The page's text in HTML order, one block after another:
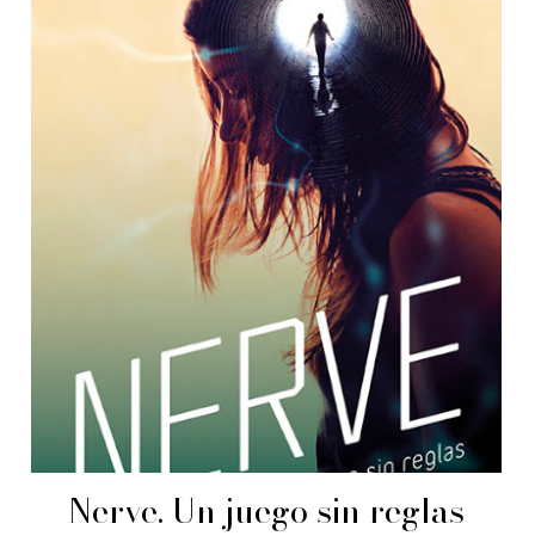
Nerve. Un juego sin reglas